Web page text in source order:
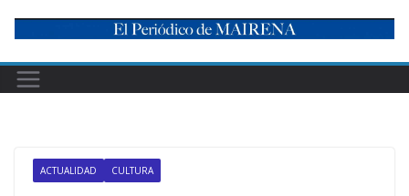
content
ACTUALIDAD CULTURA